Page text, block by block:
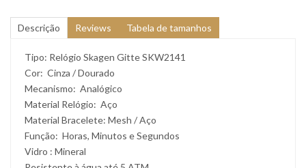
Descrição Reviews Tabela de tamanhos
Tipo: Relógio Skagen Gitte SKW2141
Cor: Cinza / Dourado
Mecanismo: Analógico
Material Relógio: Aço
Material Bracelete: Mesh / Aço
Função: Horas, Minutos e Segundos
Vidro : Mineral